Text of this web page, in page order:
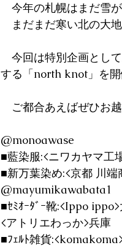
今年の札幌はまだ雪が
まだまだ寒い北の大地
今回は特別企画とし
する「north knot」を開
ご都合あえばぜひお越
@monoawase
■藍染服:<ニワカヤマ
■新万葉染め:<京都 川
@mayumikawabata1
■ｾﾐｵｰﾀﾞｰ靴:<Ippo
<アトリエわっか>兵庫
■ﾌｪﾙﾄ雑貨